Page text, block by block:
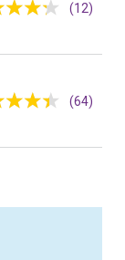
(12)
(64)